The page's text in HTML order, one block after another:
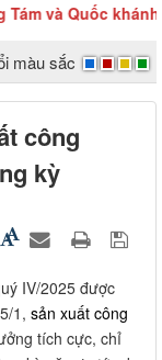
Quốc khánh 2/9
màu sắc
công
kỳ
IV/2025 được
1, sản xuất công
tích cực, chỉ